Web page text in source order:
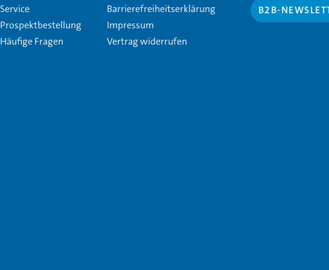
Service
Prospektbestellung
Häufige Fragen
Barrierefreiheitserklärung
Impressum
Vertrag widerrufen
B2B-